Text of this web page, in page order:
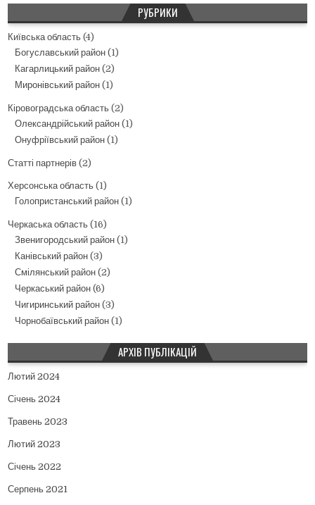
РУБРИКИ
Київська область (4)
Богуславський район (1)
Кагарлицький район (2)
Миронівський район (1)
Кіровоградська область (2)
Олександрійський район (1)
Онуфріївський район (1)
Статті партнерів (2)
Херсонська область (1)
Голопристанський район (1)
Черкаська область (16)
Звенигородський район (1)
Канівський район (3)
Смілянський район (2)
Черкаський район (6)
Чигиринський район (3)
Чорнобаївський район (1)
АРХІВ ПУБЛІКАЦІЙ
Лютий 2024
Січень 2024
Травень 2023
Лютий 2023
Січень 2022
Серпень 2021